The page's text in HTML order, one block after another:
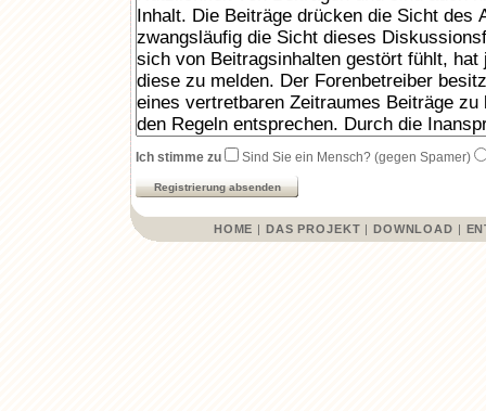
Ich stimme zu Sind Sie ein Mensch? (gegen Spamer)
HOME | DAS PROJEKT | DOWNLOAD |